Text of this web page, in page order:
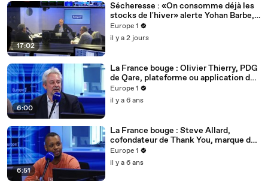
17:02
Sécheresse : «On consomme déjà les
stocks de l'hiver» alerte Yohan Barbe,
Porte-parole de la FNSEA
Europe 1
il y a 2 jours
6:00
La France bouge : Olivier Thierry, PDG
de Qare, plateforme ou application de
télémédecine depuis 2017
Europe 1
il y a 6 ans
6:51
La France bouge : Steve Allard,
cofondateur de Thank You, marque de
vêtements haut de gamme et engagée
Europe 1
il y a 6 ans